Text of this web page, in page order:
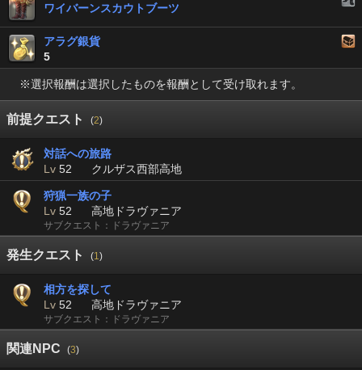
ワイバーンスカウトブーツ
アラグ銀貨
5
※選択報酬は選択したものを報酬として受け取れます。
前提クエスト (2)
対話への旅路
Lv 52 クルザス西部高地
狩猟一族の子
Lv 52 高地ドラヴァニア
サブクエスト：ドラヴァニア
発生クエスト (1)
相方を探して
Lv 52 高地ドラヴァニア
サブクエスト：ドラヴァニア
関連NPC (3)